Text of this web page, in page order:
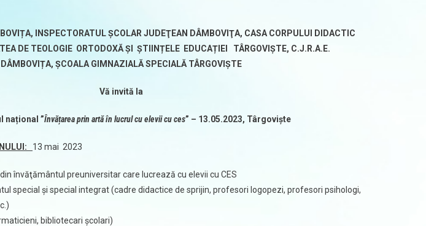
INSPECTORATUL ŞCOLAR JUDEŢEAN DÂMBOVIŢA, CASA CORPULUI DIDACTIC
DE TEOLOGIE ORTODOXĂ ȘI ȘTIINȚELE EDUCAȚIEI TÂRGOVIȘTE, C.J.R.A.E.
DÂMBOVIȚA, ȘCOALA GIMNAZIALĂ SPECIALĂ TÂRGOVIȘTE
Vă invită la
național ”Învățarea prin artă în lucrul cu elevii cu ces” – 13.05.2023, Târgoviște
13 mai 2023
învăţământul preuniversitar care lucrează cu elevii cu CES
special şi special integrat (cadre didactice de sprijin, profesori logopezi, profesori psihologi,
bibliotecari școlari)